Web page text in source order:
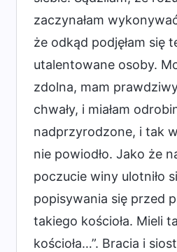
zaczynałam
że odkąd podjęłam się
utalentowane osoby.
zdolna, mam
chwały, i miałam
nadprzyrodzone, i tak
nie powiodło. Jako że
poczucie winy ulotniło
popisywania się przed
takiego kościoła. Mieli
kościoła…”. Bracia i